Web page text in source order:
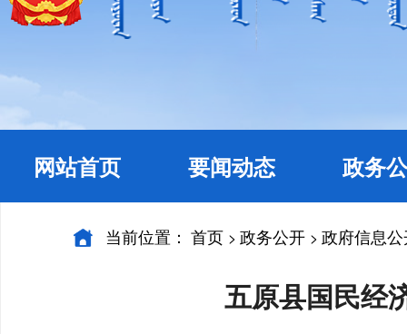
网站首页 要闻动态 政务
当前位置： 首页 > 政务公开 > 政府信息
五原县国民经